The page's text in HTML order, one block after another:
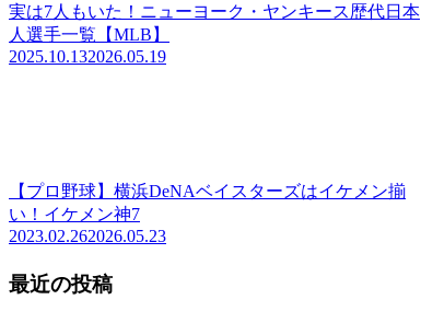
実は7人もいた！ニューヨーク・ヤンキース歴代日本
人選手一覧【MLB】
2025.10.132026.05.19
【プロ野球】横浜DeNAベイスターズはイケメン揃
い！イケメン神7
2023.02.262026.05.23
最近の投稿